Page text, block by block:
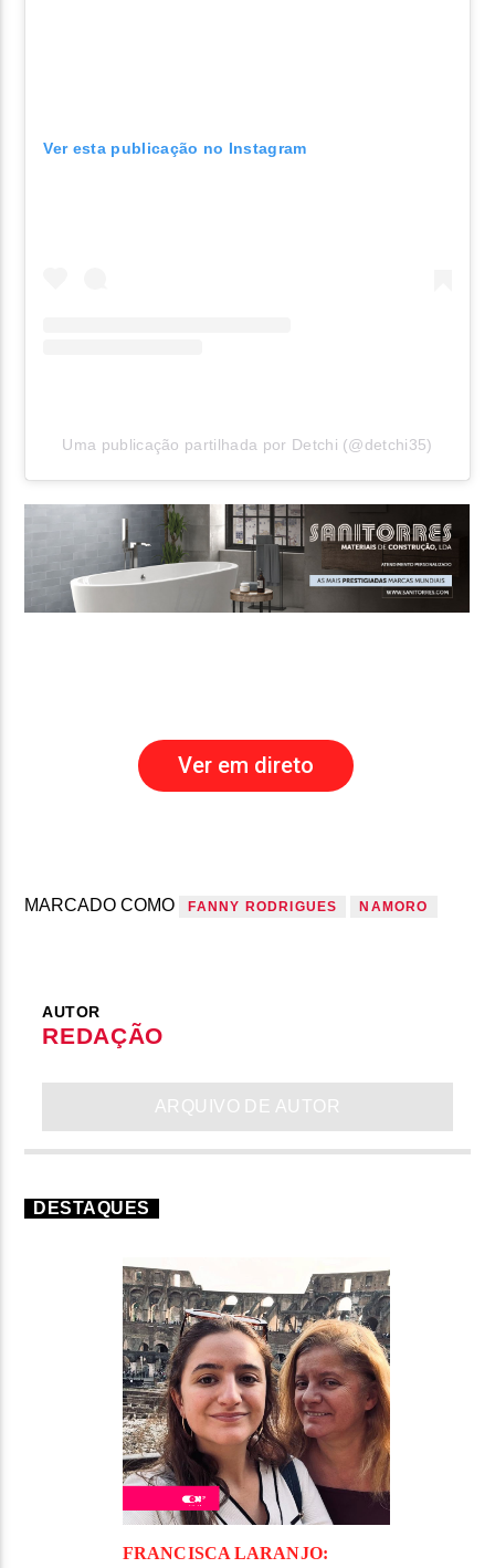
Ver esta publicação no Instagram
Uma publicação partilhada por Detchi (@detchi35)
Ver em direto
MARCADO COMO FANNY RODRIGUES NAMORO
AUTOR
REDAÇÃO
ARQUIVO DE AUTOR
DESTAQUES
FRANCISCA LARANJO: